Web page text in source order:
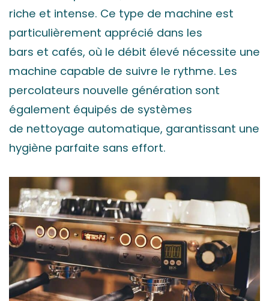
riche et intense. Ce type de machine est
particulièrement apprécié dans les
bars et cafés, où le débit élevé nécessite une
machine capable de suivre le rythme. Les
percolateurs nouvelle génération sont
également équipés de systèmes
de nettoyage automatique, garantissant une
hygiène parfaite sans effort.